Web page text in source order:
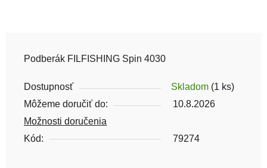
Podberák FILFISHING Spin 4030
Dostupnosť Skladom (1 ks)
Môžeme doručiť do:
10.8.2026
Možnosti doručenia
Kód:
79274